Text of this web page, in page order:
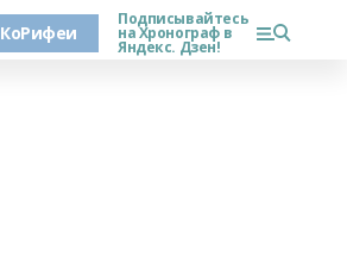
КоРифеи
Подписывайтесь
на Хронограф в
Яндекс. Дзен!